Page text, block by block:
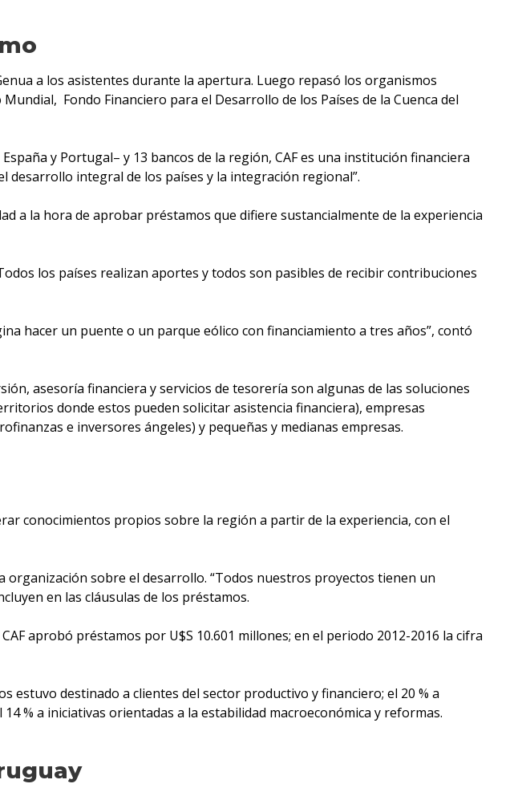
a los asistentes durante la apertura. Luego repasó los organismos
Fondo Financiero para el Desarrollo de los Países de la Cuenca del
y Portugal– y 13 bancos de la región, CAF es una institución financiera
desarrollo integral de los países y la integración regional”.
a la hora de aprobar préstamos que difiere sustancialmente de la experiencia
los países realizan aportes y todos son pasibles de recibir contribuciones
hacer un puente o un parque eólico con financiamiento a tres años”, contó
asesoría financiera y servicios de tesorería son algunas de las soluciones
donde estos pueden solicitar asistencia financiera), empresas
e inversores ángeles) y pequeñas y medianas empresas.
conocimientos propios sobre la región a partir de la experiencia, con el
organización sobre el desarrollo. “Todos nuestros proyectos tienen un
en las cláusulas de los préstamos.
aprobó préstamos por U$S 10.601 millones; en el periodo 2012-2016 la cifra
estuvo destinado a clientes del sector productivo y financiero; el 20 % a
% a iniciativas orientadas a la estabilidad macroeconómica y reformas.